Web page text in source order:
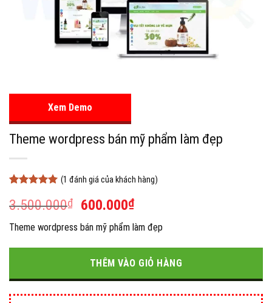
Xem Demo
Theme wordpress bán mỹ phẩm làm đẹp
dựa trên
đánh giá
(1 đánh giá của khách hàng)
3.500.000₫
Giá
gốc
là:
3.500.000₫.
600.000₫Giá
hiện
tại
là:
600.000₫.
Theme wordpress bán mỹ phẩm làm đẹp
THÊM VÀO GIỎ HÀNG